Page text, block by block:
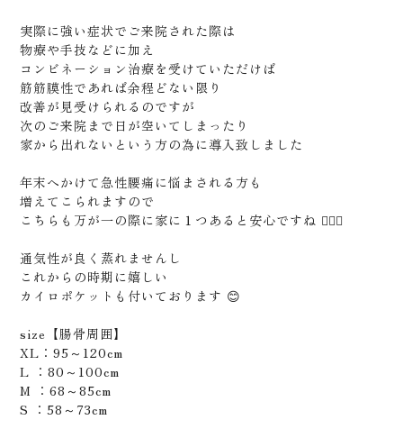
実際に強い症状でご来院された際は
物療や手技などに加え
コンビネーション治療を受けていただけば
筋筋膜性であれば余程どない限り
改善が見受けられるのですが
次のご来院まで日が空いてしまったり
家から出れないという方の為に導入致しました
年末へかけて急性腰痛に悩まされる方も
増えてこられますので
こちらも万が一の際に家に１つあると安心ですね 🙆🏻‍♂️
通気性が良く蒸れませんし
これからの時期に嬉しい
カイロポケットも付いております 😊
size【腸骨周囲】
XL：95～120cm
L ：80～100cm
M ：68～85cm
S ：58～73cm